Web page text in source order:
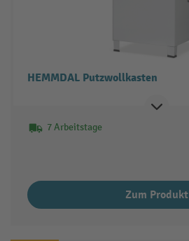
HEMMDAL Putzwollkasten
7 Arbeitstage
Zum Produkt